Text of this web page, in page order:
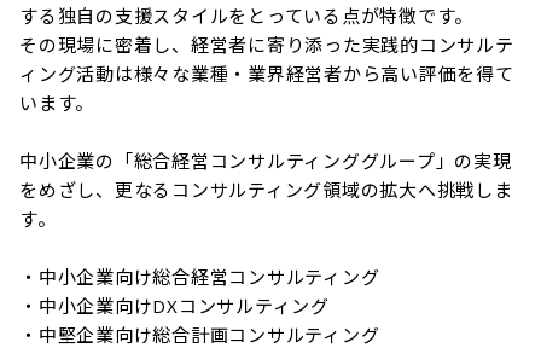
する独自の支援スタイルをとっている点が特徴です。
その現場に密着し、経営者に寄り添った実践的コンサルテ
ィング活動は様々な業種・業界経営者から高い評価を得て
います。
中小企業の「総合経営コンサルティンググループ」の実現
をめざし、更なるコンサルティング領域の拡大へ挑戦しま
す。
・中小企業向け総合経営コンサルティング
・中小企業向けDXコンサルティング
・中堅企業向け総合計画コンサルティング